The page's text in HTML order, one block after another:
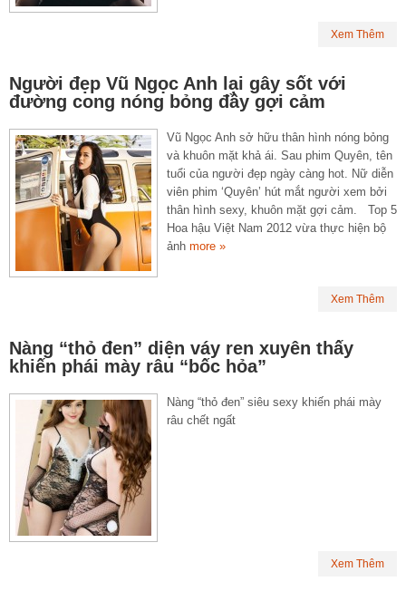
Xem Thêm
Người đẹp Vũ Ngọc Anh lại gây sốt với
đường cong nóng bỏng đầy gợi cảm
Vũ Ngọc Anh sở hữu thân hình nóng bỏng
và khuôn mặt khả ái. Sau phim Quyên, tên
tuổi của người đẹp ngày càng hot. Nữ diễn
viên phim ‘Quyên’ hút mắt người xem bởi
thân hình sexy, khuôn mặt gợi cảm. Top 5
Hoa hậu Việt Nam 2012 vừa thực hiện bộ
ảnh more »
Xem Thêm
Nàng “thỏ đen” diện váy ren xuyên thấy
khiến phái mày râu “bốc hỏa”
Nàng “thỏ đen” siêu sexy khiến phái mày
râu chết ngất
Xem Thêm